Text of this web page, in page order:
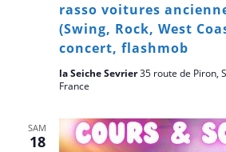
rasso voitures
(Swing, Rock, West
concert, flashmob
la Seiche Sevrier35 route de Piron,
France
SAM
18